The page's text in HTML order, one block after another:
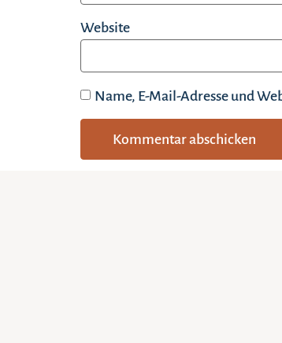
Website
Name, E-Mail-Adresse und